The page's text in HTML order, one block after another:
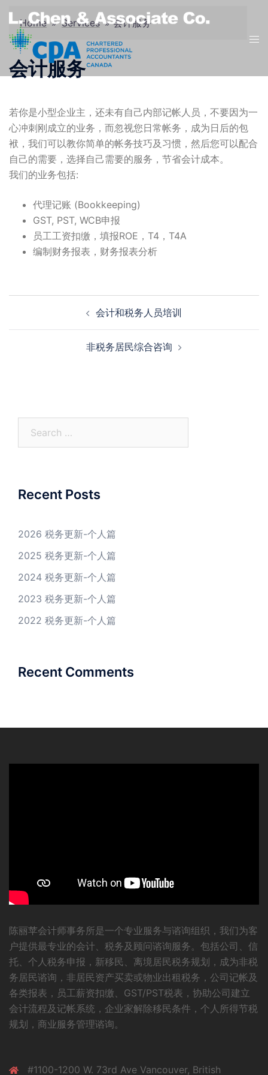
content
Home»Services»会计服务
会计服务
若你是小型企业主，还未有自己内部记帐人员，不要因为一
心冲刺刚成立的业务，而忽视您日常帐务，成为日后的包
袱，我们可以教你简单的帐务技巧及习惯，然后您可以配合
自己的需要，选择自己需要的服务，节省会计成本。
我们的业务包括:
代理记账 (Bookkeeping)
GST, PST, WCB申报
员工工资扣缴，填报ROE，T4，T4A
编制财务报表，财务报表分析
会计和税务人员培训
非税务居民综合咨询
Recent Posts
2026 税务更新-个人篇
2025 税务更新-个人篇
2024 税务更新-个人篇
2023 税务更新-个人篇
2022 税务更新-个人篇
Recent Comments
陈丽苹会计师事务所是一个专业服务与谘询组织，我们为客
户提供最专业的会计、税务及顾问谘询服务。包括公司、信
托、个人税务申报，新移民、离境居民税务规划，成为非税
务居民谘询，非居民资产买卖或物业出租税务，公司记帐及
各类报表，员工薪资扣缴、GST/PST税表，协助公司建立
会计流程及记帐系统，企业家解除移民条件，个人所得节税
规划，商业服务管理谘询。
#1100-1200 W. 73rd Ave Vancouver, British